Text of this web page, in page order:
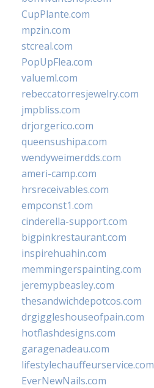
CupPlante.com
mpzin.com
stcreal.com
PopUpFlea.com
valueml.com
rebeccatorresjewelry.com
jmpbliss.com
drjorgerico.com
queensushipa.com
wendyweimerdds.com
ameri-camp.com
hrsreceivables.com
empconst1.com
cinderella-support.com
bigpinkrestaurant.com
inspirehuahin.com
memmingerspainting.com
jeremypbeasley.com
thesandwichdepotcos.com
drgiggleshouseofpain.com
hotflashdesigns.com
garagenadeau.com
lifestylechauffeurservice.com
EverNewNails.com